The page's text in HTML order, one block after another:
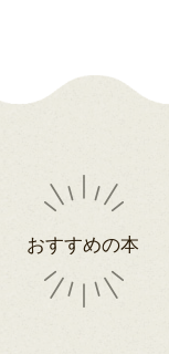
おすすめの本